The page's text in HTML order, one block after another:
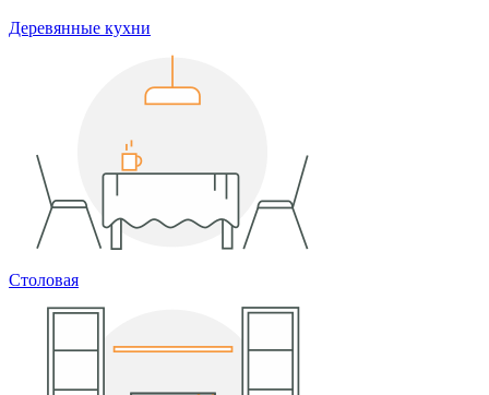
Деревянные кухни
Столовая